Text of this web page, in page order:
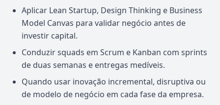
Aplicar Lean Startup, Design Thinking e Business
Model Canvas para validar negócio antes de
investir capital.
Conduzir squads em Scrum e Kanban com sprints
de duas semanas e entregas medíveis.
Quando usar inovação incremental, disruptiva ou
de modelo de negócio em cada fase da empresa.